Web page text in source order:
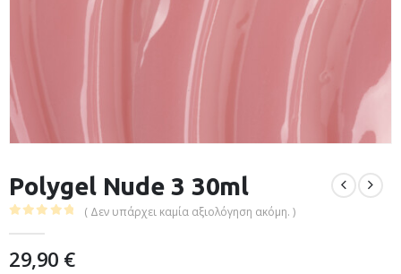
Polygel Nude 3 30ml
( Δεν υπάρχει καμία αξιολόγηση ακόμη. )
29,90 €